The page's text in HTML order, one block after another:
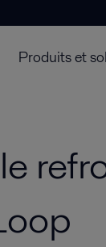
Produits et